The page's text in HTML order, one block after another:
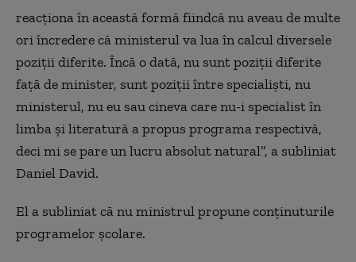
reacţiona în această formă fiindcă nu aveau de multe
ori încredere că ministerul va lua în calcul diversele
poziţii diferite. Încă o dată, nu sunt poziţii diferite
faţă de minister, sunt poziţii între specialişti, nu
ministerul, nu eu sau cineva care nu-i specialist în
limba şi literatură a propus programa respectivă,
deci mi se pare un lucru absolut natural”, a subliniat
Daniel David.
El a subliniat că nu ministrul propune conţinuturile
programelor şcolare.